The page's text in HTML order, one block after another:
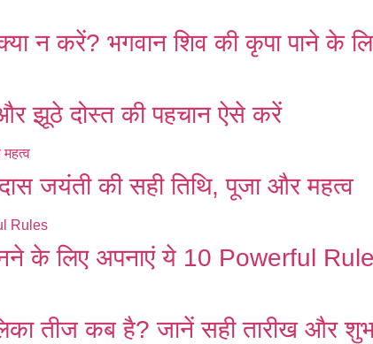
न करें? भगवान शिव की कृपा पाने के
झूठे दोस्त की पहचान ऐसे करें
जयंती की सही तिथि, पूजा और महत्व
के लिए अपनाएं ये 10 Powerful
तीज कब है? जानें सही तारीख और शुभ